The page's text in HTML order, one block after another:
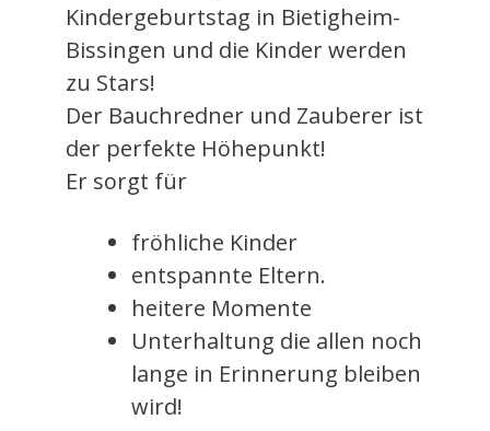
Kindergeburtstag in Bietigheim-
Bissingen und die Kinder werden
zu Stars!
Der Bauchredner und Zauberer ist
der perfekte Höhepunkt!
Er sorgt für
fröhliche Kinder
entspannte Eltern.
heitere Momente
Unterhaltung die allen noch
lange in Erinnerung bleiben
wird!